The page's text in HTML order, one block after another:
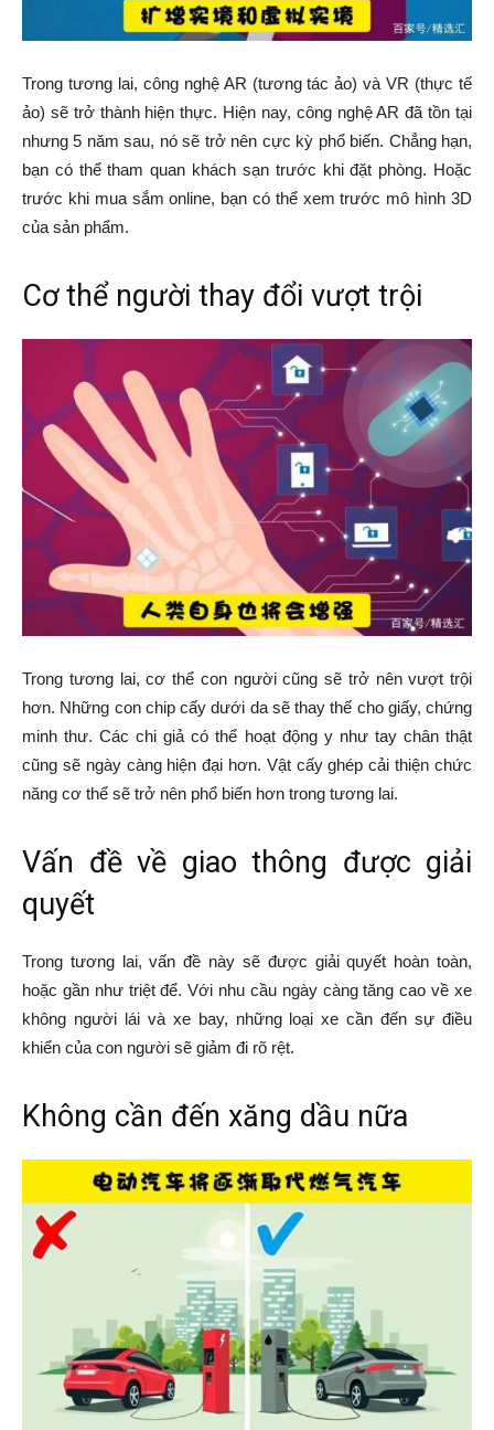
Trong tương lai, công nghệ AR (tương tác ảo) và VR (thực tế
ảo) sẽ trở thành hiện thực. Hiện nay, công nghệ AR đã tồn tại
nhưng 5 năm sau, nó sẽ trở nên cực kỳ phổ biến. Chẳng hạn,
bạn có thể tham quan khách sạn trước khi đặt phòng. Hoặc
trước khi mua sắm online, bạn có thể xem trước mô hình 3D
của sản phẩm.
Cơ thể người thay đổi vượt trội
Trong tương lai, cơ thể con người cũng sẽ trở nên vượt trội
hơn. Những con chip cấy dưới da sẽ thay thế cho giấy, chứng
minh thư. Các chi giả có thể hoạt động y như tay chân thật
cũng sẽ ngày càng hiện đại hơn. Vật cấy ghép cải thiện chức
năng cơ thể sẽ trở nên phổ biến hơn trong tương lai.
Vấn đề về giao thông được giải
quyết
Trong tương lai, vấn đề này sẽ được giải quyết hoàn toàn,
hoặc gần như triệt để. Với nhu cầu ngày càng tăng cao về xe
không người lái và xe bay, những loại xe cần đến sự điều
khiển của con người sẽ giảm đi rõ rệt.
Không cần đến xăng dầu nữa